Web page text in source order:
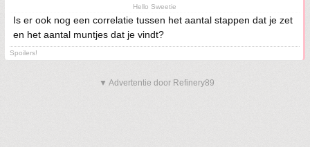
Hello Sweetie
Is er ook nog een correlatie tussen het aantal stappen dat je zet
en het aantal muntjes dat je vindt?
Spoilers!
▼ Advertentie door Refinery89